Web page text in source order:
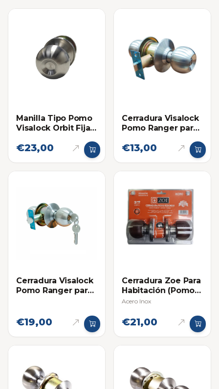
Manilla Tipo Pomo
Visalock Orbit Fija /
€23,00
Cerradura Visalock
Pomo Ranger para
€13,00
Cerradura Visalock
Pomo Ranger para
€19,00
Cerradura Zoe Para
Habitación (Pomo
Madera)
Acero Inox
€21,00